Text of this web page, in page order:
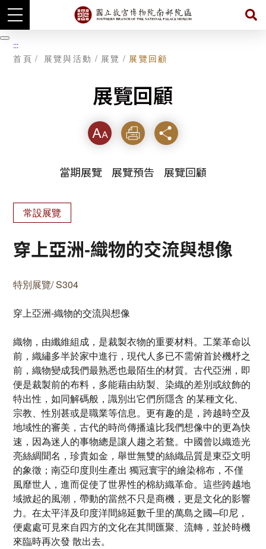
跳
到
暫
停
:::
首頁 展覽與活動 展覽 展覽回顧
展覽回顧
字級 列印 分享
當期展覽 展覽預告 展覽回顧
常設展覽
穿上亞洲-織物的交流與想像
特別展覽/ S304
穿上亞洲-織物的交流與想像
織物，由纖維組成，是裁製衣物的重要材料。工業革命以
前，織繡多半於家中進行，現代人多已不需俯首於機杼之
前，織物變成我們最熟悉也最陌生的材質。古代亞洲，即
便是裁製前的布料，多能藉由紡製、染織的差別或紋飾的
特出性，如同解碼般，識別出它們所隱含 的某種文化、
宗教、性別甚或是職業等信息。更有趣的是，跨越時空及
地域性的審美，古代的時尚傳播遠比我們想像中的更為快
速，因為迷人的事物總是讓人趨之若鶩。中國曾以織造光
亮絲綢聞名，珍貴如金，舉世無雙的絲織品質是東亞文明
的象徵；南亞印度則生產出 獨冠寰宇的繪染棉布，不僅
風靡世人，進而促使了世界性的棉紡織革命。這些跨越地
域掀起的風潮，帶動的當然不只是商機，更是文化的影響
力。在太平洋及印度洋間綿延數千里的萬島之國─印尼，
便處處可見來自四方的文化在其間匯聚、流轉，並於時機
來臨時再次發 散出去。